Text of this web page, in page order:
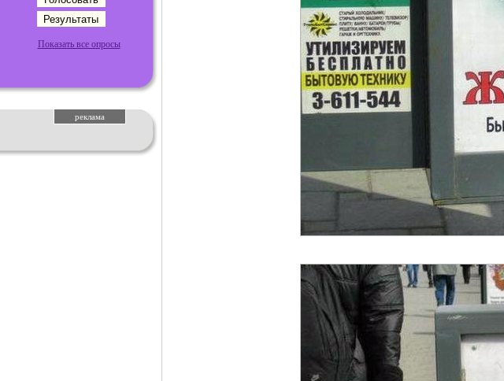
Показать все опросы
реклама